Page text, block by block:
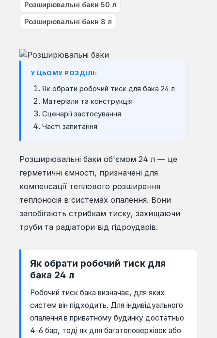
Розширювальні баки 50 л
Розширювальні баки 8 л
У ЦЬОМУ РОЗДІЛІ:
Як обрати робочий тиск для бака 24 л
Матеріали та конструкція
Сценарії застосування
Часті запитання
Розширювальні баки об'ємом 24 л — це
герметичні ємності, призначені для
компенсації теплового розширення
теплоносія в системах опалення. Вони
запобігають стрибкам тиску, захищаючи
труби та радіатори від гідроударів.
Як обрати робочий тиск для
бака 24 л
Робочий тиск бака визначає, для яких
систем він підходить. Для індивідуального
опалення в приватному будинку достатньо
4-6 бар, тоді як для багатоповерхівок або